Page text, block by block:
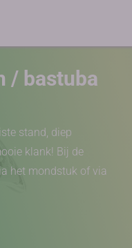
/ bastuba
stand, diep
klank! Bij de
het mondstuk of via